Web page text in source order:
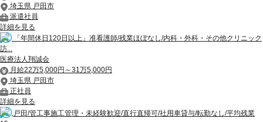
埼玉県 戸田市
派遣社員
詳細を見る
「年間休日120日以上」准看護師/残業ほぼなし/内科・外科・その他クリニック
訪...
医療法人翔誠会
月給22万5,000円～31万5,000円
埼玉県 戸田市
正社員
詳細を見る
戸田/管工事施工管理・未経験歓迎/直行直帰可/社用車貸与/転勤なし/平均残業